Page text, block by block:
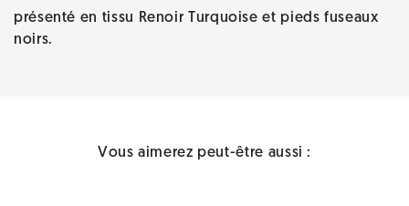
présenté en tissu Renoir Turquoise et pieds fuseaux
noirs.
Vous aimerez peut-être aussi :